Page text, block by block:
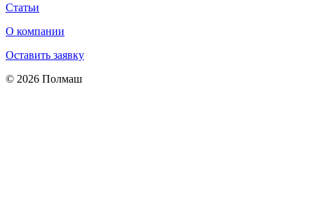
Статьи
О компании
Оставить заявку
© 2026 Полмаш